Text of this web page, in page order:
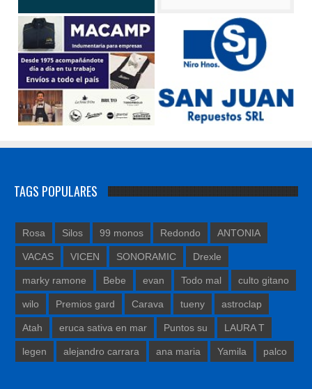
TAGS POPULARES
Rosa Silos 99 monos Redondo ANTONIA
VACAS VICEN SONORAMIC Drexle
marky ramone Bebe evan Todo mal culto gitano
wilo Premios gard Carava tueny astroclap
Atah eruca sativa en mar Puntos su LAURA T
legen alejandro carrara ana maria Yamila palco